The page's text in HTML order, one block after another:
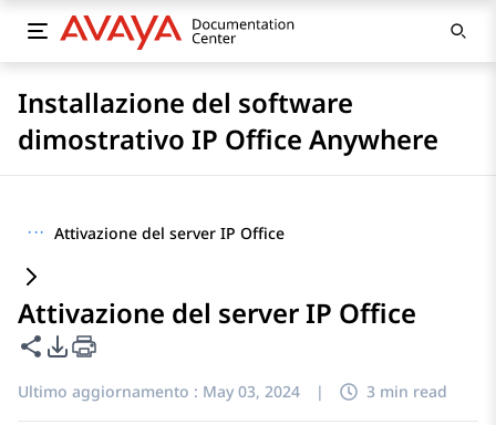
Installazione del software
dimostrativo IP Office Anywhere
··· Attivazione del server IP Office
Attivazione del server IP Office
Condividi questa pagina
Opzioni di esportazione PDF
Ultimo aggiornamento : May 03, 2024 | 3 min read